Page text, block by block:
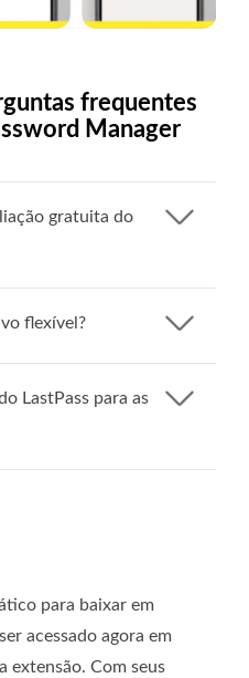
frequentes
Manager
gratuita do
flexível?
LastPass para as
para baixar em
acessado agora em
extensão. Com seus